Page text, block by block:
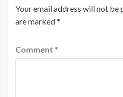
Your email address will not be
are marked*
Comment *